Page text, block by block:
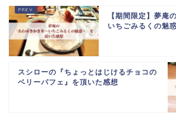
【期間限定】夢庵
いちごみるくの魅
スシローの『ちょっとはじけるチョコの
ベリーパフェ』を頂いた感想